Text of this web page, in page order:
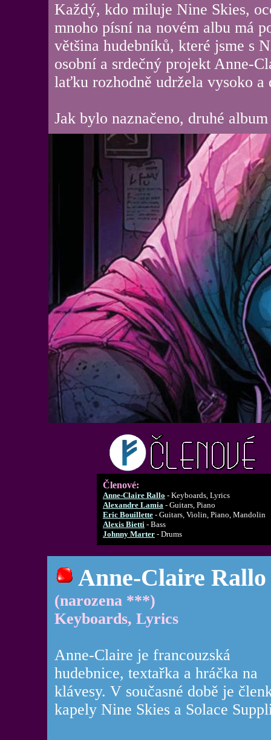
Každý, kdo miluje Nine Skies,
mnoho písní na novém albu má
většina hudebníků, které jsme s
osobní a srdečný projekt Anne-
laťku rozhodně udržela vysoko
Jak bylo naznačeno, druhé
Členové:
Anne-Claire Rallo - Keyboards, Lyrics
Alexandre Lamia - Guitars, Piano
Eric Bouillette - Guitars, Violin, Piano, Mandolin
Alexis Bietti - Bass
Johnny Marter - Drums
Anne-Claire Rallo
(narozena ***)
Keyboards, Lyrics
Anne-Claire je francouzská
hudebnice, textařka a hráčka na
klávesy. V současné době je
kapely Nine Skies a Solace